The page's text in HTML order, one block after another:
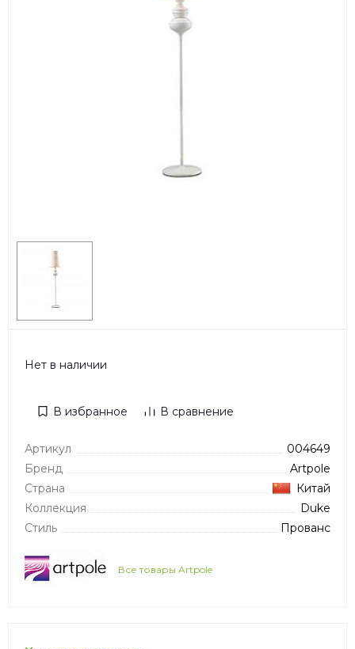
Нет в наличии
В избранное В сравнение
Артикул
004649
Бренд
Artpole
Страна
Китай
Коллекция
Duke
Стиль
Прованс
Все товары Artpole